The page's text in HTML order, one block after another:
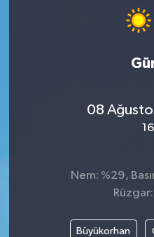
08
Nem: %29,
Büyükorhan